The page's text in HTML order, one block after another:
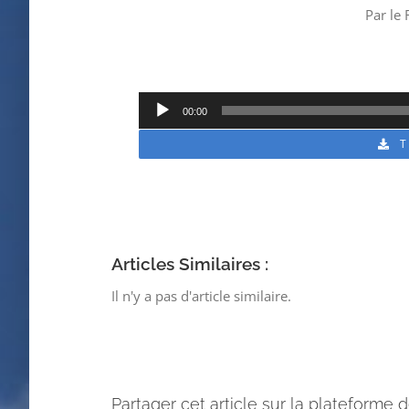
Par le
Lecteur
audio
00:00
Articles Similaires :
Il n'y a pas d'article similaire.
Partager cet article sur la plateforme